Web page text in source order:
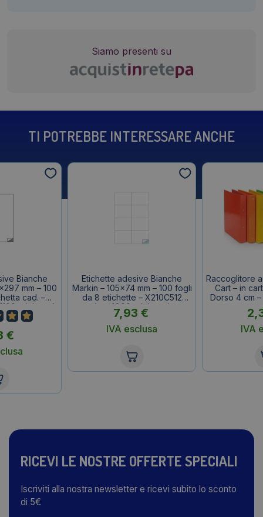
Siamo presenti su
TI POTREBBE INTERESSARE ANCHE
Bianche
mm – 100
cad. –
etichette)
€
Etichette adesive Bianche
Markin – 105×74 mm – 100 fogli
da 8 etichette – X210C512
(conf.800 etichette)
7,93 €
IVA esclusa
Raccoglitore
Cart – in
Dorso 4 cm
IVA
RICEVI LE NOSTRE OFFERTE SPECIALI
Iscriviti alla nostra newsletter e ricevi subito lo sconto
di 5€